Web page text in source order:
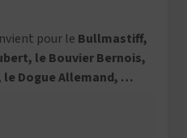
pour le Bullmastiff,
le Bouvier Bernois,
le Dogue Allemand, …